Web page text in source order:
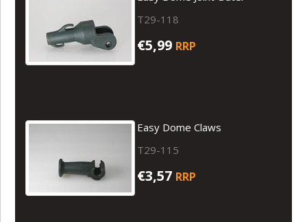
T29-118
€5,99 RRP
Easy Dome Claws
T29-115
€3,57 RRP